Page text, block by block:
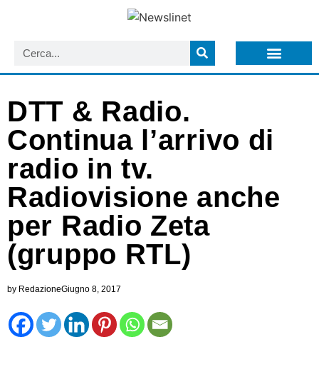
DTT & Radio.
Continua l’arrivo di
radio in tv.
Radiovisione anche
per Radio Zeta
(gruppo RTL)
by RedazioneGiugno 8, 2017